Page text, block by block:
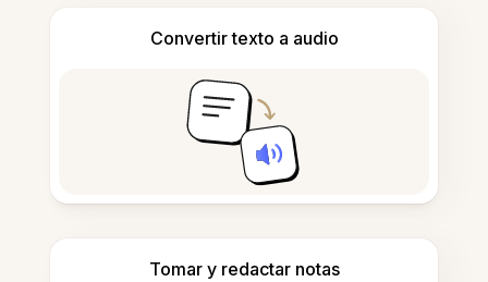
Convertir texto a audio
Tomar y redactar notas